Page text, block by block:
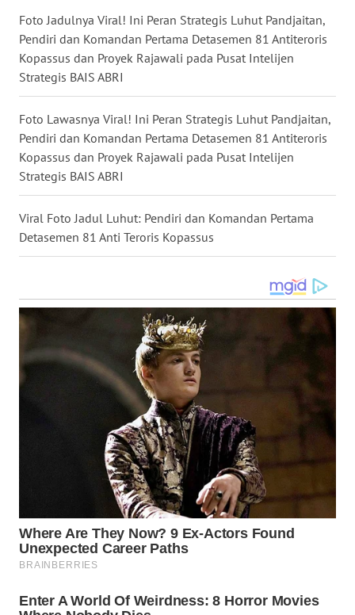
Foto Jadulnya Viral! Ini Peran Strategis Luhut Pandjaitan,
Pendiri dan Komandan Pertama Detasemen 81 Antiteroris
Kopassus dan Proyek Rajawali pada Pusat Intelijen
Strategis BAIS ABRI
Foto Lawasnya Viral! Ini Peran Strategis Luhut Pandjaitan,
Pendiri dan Komandan Pertama Detasemen 81 Antiteroris
Kopassus dan Proyek Rajawali pada Pusat Intelijen
Strategis BAIS ABRI
Viral Foto Jadul Luhut: Pendiri dan Komandan Pertama
Detasemen 81 Anti Teroris Kopassus
WN
KALTENG
WN
KALTARA
WN
KALSEL
WN
KALTIM
GORONTALO
WN